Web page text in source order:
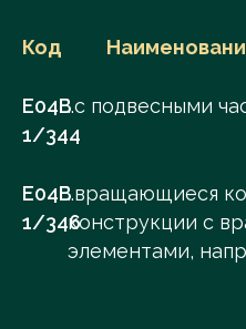
Код
E04B
1/344
..с подвесными
E04B
1/346
..вращающиеся
конструкции с
элементами,